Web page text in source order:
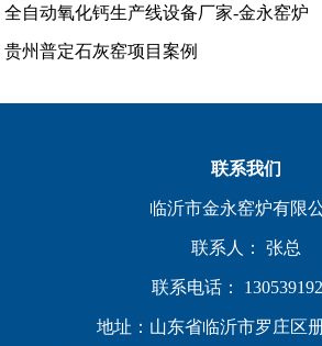
全自动氧化钙生产线设备厂家-金永窑炉
贵州普定石灰窑项目案例
联系我们
临沂市金永窑炉有限
联系人： 张总
联系电话：
地址：山东省临沂市罗庄区